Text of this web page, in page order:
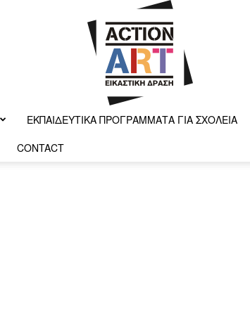
ΕΚΠΑΙΔΕΥΤΙΚΆ ΠΡΟΓΡΆΜΜΑΤΑ ΓΙΑ ΣΧΟΛΕΊΑ
CONTACT